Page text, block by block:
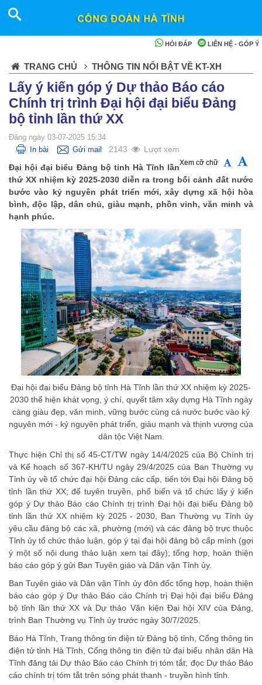
LIÊN HỆ - GÓP Ý
HỎI ĐÁP
TRANG CHỦ THÔNG TIN NỔI BẬT VỀ KT-XH
Lấy ý kiến góp ý Dự thảo Báo cáo
Chính trị trình Đại hội đại biểu Đảng
bộ tỉnh lần thứ XX
Đăng ngày 03-07-2025 15:34
In bài
Gửi mail 2143 Lượt xem
Xem cỡ chữ
Đại hội đại biểu Đảng bộ tỉnh Hà Tĩnh lần
thứ XX nhiệm kỳ 2025-2030 diễn ra trong bối cảnh đất nước
bước vào kỷ nguyên phát triển mới, xây dựng xã hội hòa
bình, độc lập, dân chủ, giàu mạnh, phồn vinh, văn minh và
hạnh phúc.
Đại hội đại biểu Đảng bộ tỉnh Hà Tĩnh lần thứ XX nhiệm kỳ 2025-
2030 thể hiện khát vọng, ý chí, quyết tâm xây dựng Hà Tĩnh ngày
càng giàu đẹp, văn minh, vững bước cùng cả nước bước vào kỷ
nguyên mới - kỷ nguyên phát triển, giàu mạnh và thịnh vượng của
dân tộc Việt Nam.
Thực hiện Chỉ thị số 45-CT/TW ngày 14/4/2025 của Bộ Chính trị
và Kế hoạch số 367-KH/TU ngày 29/4/2025 của Ban Thường vụ
Tỉnh ủy về tổ chức đại hội Đảng các cấp, tiến tới Đại hội Đảng bộ
tỉnh lần thứ XX; để tuyên truyền, phổ biến và tổ chức lấy ý kiến
góp ý Dự thảo Báo cáo Chính trị trình Đại hội đại biểu Đảng bộ
tỉnh lần thứ XX nhiệm kỳ 2025 - 2030, Ban Thường vụ Tỉnh ủy
yêu cầu đảng bộ các xã, phường (mới) và các đảng bộ trực thuộc
Tỉnh ủy tổ chức thảo luận, góp ý tại đại hội đảng bộ cấp mình (gợi
ý một số nội dung thảo luận xem tại đây); tổng hợp, hoàn thiện
báo cáo góp ý gửi Ban Tuyên giáo và Dân vận Tỉnh ủy.
Ban Tuyên giáo và Dân vận Tỉnh ủy đôn đốc tổng hợp, hoàn thiện
báo cáo góp ý Dự thảo Báo cáo Chính trị Đại hội đại biểu Đảng
bộ tỉnh lần thứ XX và Dự thảo Văn kiện Đại hội XIV của Đảng,
trình Ban Thường vụ Tỉnh ủy trước ngày 30/7/2025.
Báo Hà Tĩnh, Trang thông tin điện tử Đảng bộ tỉnh, Cổng thông tin
điện tử tỉnh Hà Tĩnh, Cổng thông tin điện tử đại biểu nhân dân Hà
Tĩnh đăng tải Dự thảo Báo cáo Chính trị tóm tắt; đọc Dự thảo Báo
cáo chính trị tóm tắt trên sóng phát thanh - truyền hình tỉnh.